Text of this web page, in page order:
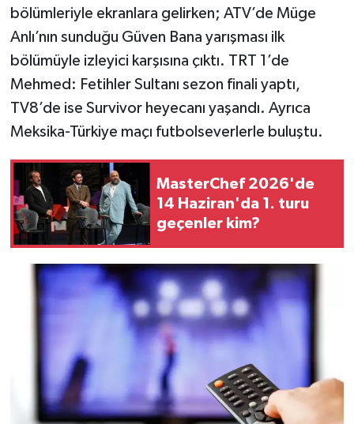
bölümleriyle ekranlara gelirken; ATV’de Müge
Anlı’nın sunduğu Güven Bana yarışması ilk
bölümüyle izleyici karşısına çıktı. TRT 1’de
Mehmed: Fetihler Sultanı sezon finali yaptı,
TV8’de ise Survivor heyecanı yaşandı. Ayrıca
Meksika-Türkiye maçı futbolseverlerle buluştu.
MasterChef 2026'de
14 Haziran'da 1. turu
geçenler kim?